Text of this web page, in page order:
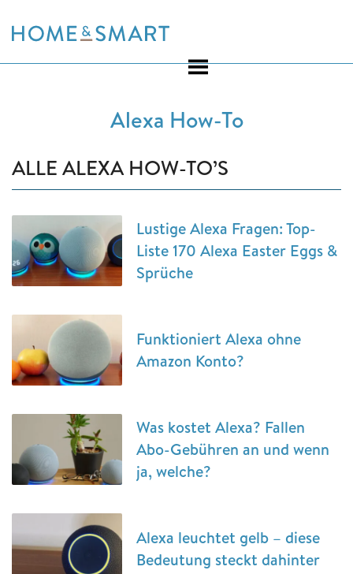
to
Alexa How-To
ALLE ALEXA HOW-TO’S
Lustige Alexa Fragen: Top-
Liste 170 Alexa Easter Eggs &
Sprüche
Funktioniert Alexa ohne
Amazon Konto?
Was kostet Alexa? Fallen
Abo-Gebühren an und wenn
ja, welche?
Alexa leuchtet gelb – diese
Bedeutung steckt dahinter